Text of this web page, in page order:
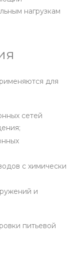
нагрузкам
для
сетей
с химически
и
питьевой